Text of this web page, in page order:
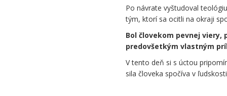
Po návrate vyštudoval
tým, ktorí sa ocitli na okraji
Bol človekom pevnej
predovšetkým vlastným
V tento deň si s úctou
sila človeka spočíva v